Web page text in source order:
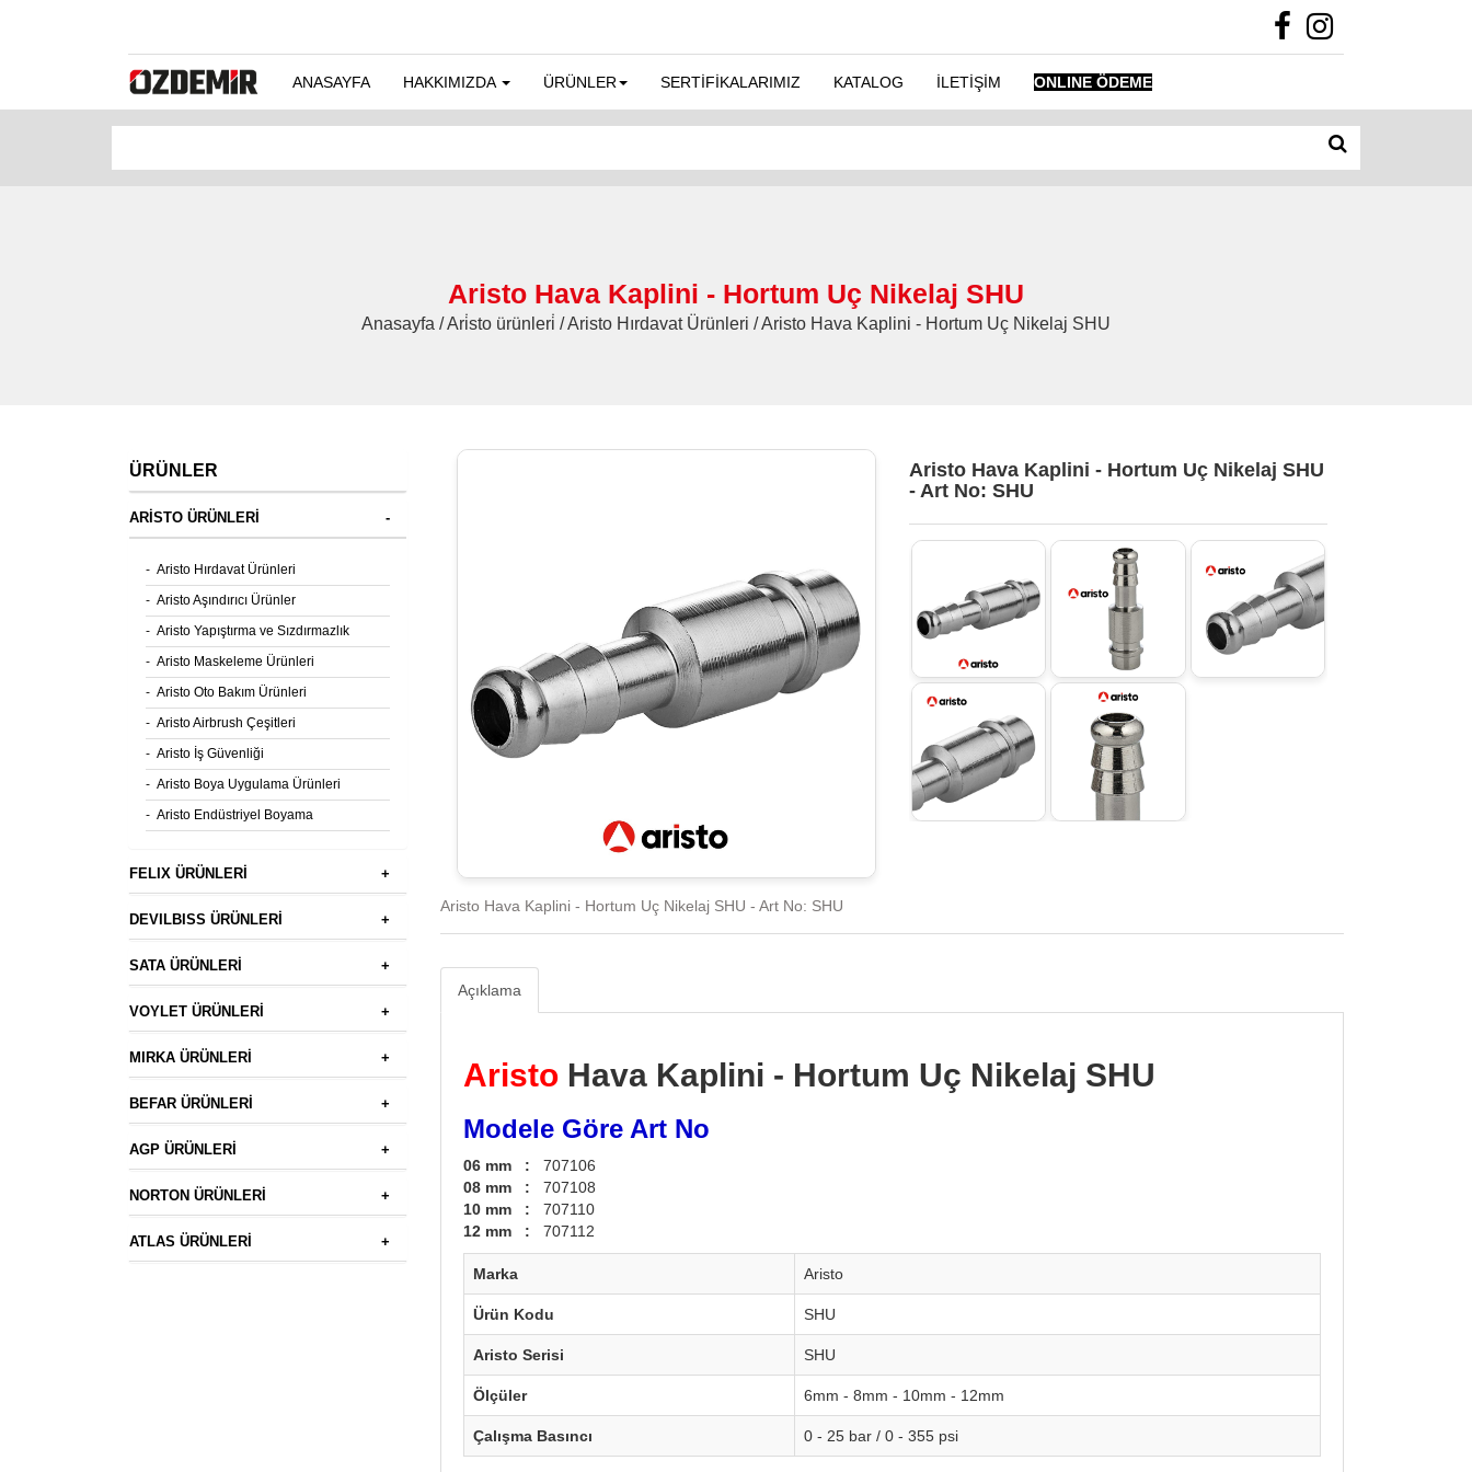
ANASAYFA HAKKIMIZDA ÜRÜNLER SERTİFİKALARIMIZ KATALOG İLETİŞİM ONLINE ÖDEME
Aristo Hava Kaplini - Hortum Uç Nikelaj SHU
Anasayfa / Ari̇sto ürünleri̇ / Aristo Hırdavat Ürünleri / Aristo Hava Kaplini - Hortum Uç Nikelaj SHU
ÜRÜNLER
-
ARİSTO ÜRÜNLERİ
- Aristo Hırdavat Ürünleri
- Aristo Aşındırıcı Ürünler
- Aristo Yapıştırma ve Sızdırmazlık
- Aristo Maskeleme Ürünleri
- Aristo Oto Bakım Ürünleri
- Aristo Airbrush Çeşitleri
- Aristo İş Güvenliği
- Aristo Boya Uygulama Ürünleri
- Aristo Endüstriyel Boyama
+
FELIX ÜRÜNLERİ
+
DEVILBISS ÜRÜNLERİ
+
SATA ÜRÜNLERİ
+
VOYLET ÜRÜNLERİ
+
MIRKA ÜRÜNLERİ
+
BEFAR ÜRÜNLERİ
+
AGP ÜRÜNLERİ
+
NORTON ÜRÜNLERİ
+
ATLAS ÜRÜNLERİ
Aristo Hava Kaplini - Hortum Uç Nikelaj SHU
- Art No: SHU
Aristo Hava Kaplini - Hortum Uç Nikelaj SHU - Art No: SHU
Açıklama
Aristo Hava Kaplini - Hortum Uç Nikelaj SHU
Modele Göre Art No
06 mm : 707106
08 mm : 707108
10 mm : 707110
12 mm : 707112
Marka Aristo
Ürün Kodu SHU
Aristo Serisi SHU
Ölçüler 6mm - 8mm - 10mm - 12mm
Çalışma Basıncı 0 - 25 bar / 0 - 355 psi